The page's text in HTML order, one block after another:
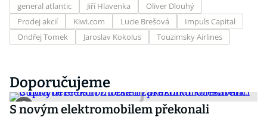
general atlantic Jiří Hlavenka
Oliver Dlouhý
Prodej akcií
Kiwi.com Lucie Brešová
Impuls Capital
Ondřej Tomek
Jaroslav Kokolus Touzimsky Airlines
Doporučujeme
S novým elektromobilem překonali